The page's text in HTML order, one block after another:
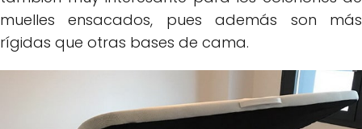
muelles ensacados, pues además son más
rígidas que otras bases de cama.